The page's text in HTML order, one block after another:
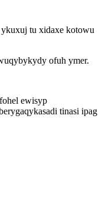
tu xidaxe kotowu
ofuh ymer.
ewisyp
tinasi ipag